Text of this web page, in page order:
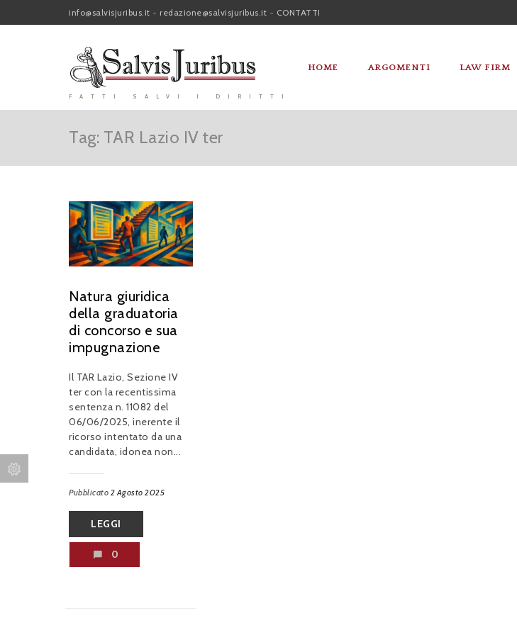
info@salvisjuribus.it - redazione@salvisjuribus.it - CONTATTI
FATTI SALVI I DIRITTI
HOME ARGOMENTI LAW FIRM
Tag: TAR Lazio IV ter
Natura giuridica
della graduatoria
di concorso e sua
impugnazione
Il TAR Lazio, Sezione IV
ter con la recentissima
sentenza n. 11082 del
06/06/2025, inerente il
ricorso intentato da una
candidata, idonea non...
Pubblicato 2 Agosto 2025
LEGGI
0